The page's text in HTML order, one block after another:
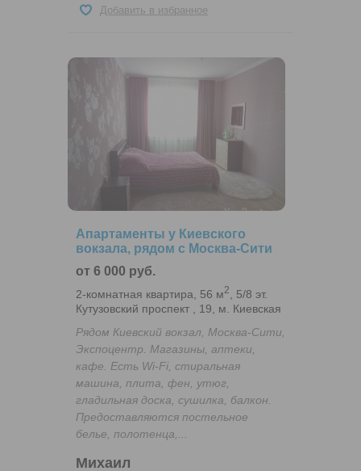
Добавить в избранное
Апартаменты у Киевского
вокзала, рядом с Москва-Сити
от 6 000 руб.
2-комнатная квартира, 56 м2
, 5/8 эт.
Кутузовский проспект , 19, м. Киевская
Рядом Киевский вокзал, Москва-Сити,
Экспоцентр. Магазины, аптеки,
кафе. Есть Wi-Fi, стиральная
машина, плита, фен, утюг,
гладильная доска, сушилка, балкон.
Предоставляются постельное
белье, полотенца,...
Михаил